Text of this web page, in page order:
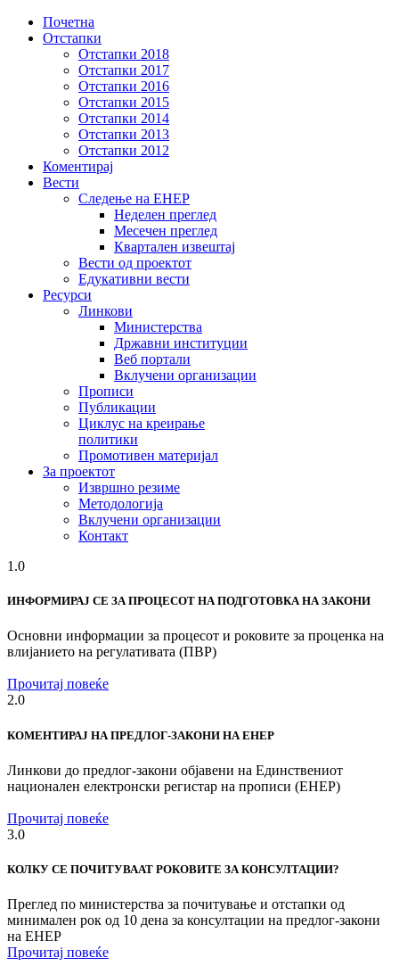
Почетна
Отстапки
Отстапки 2018
Отстапки 2017
Отстапки 2016
Отстапки 2015
Отстапки 2014
Отстапки 2013
Отстапки 2012
Коментирај
Вести
Следење на ЕНЕР
Неделен преглед
Месечен преглед
Квартален извештај
Вести од проектот
Едукативни вести
Ресурси
Линкови
Министерствa
Државни институции
Веб портали
Вклучени организации
Прописи
Публикации
Циклус на креирање
политики
Промотивен материјал
За проектот
Извршно резиме
Методологија
Вклучени организации
Контакт
1.0
ИНФОРМИРАЈ СЕ ЗА ПРОЦЕСОТ НА ПОДГОТОВКА НА ЗАКОНИ
Основни информации за процесот и роковите за проценка на
влијанието на регулативата (ПВР)
Прочитај повеќе
2.0
КОМЕНТИРАЈ НА ПРЕДЛОГ-ЗАКОНИ НА ЕНЕР
Линкови до предлог-закони објавени на Единствениот
национален електронски регистар на прописи (ЕНЕР)
Прочитај повеќе
3.0
КОЛКУ СЕ ПОЧИТУВААТ РОКОВИТЕ ЗА КОНСУЛТАЦИИ?
Преглед по министерства за почитување и отстапки од
минимален рок од 10 дена за консултации на предлог-закони
на ЕНЕР
Прочитај повеќе